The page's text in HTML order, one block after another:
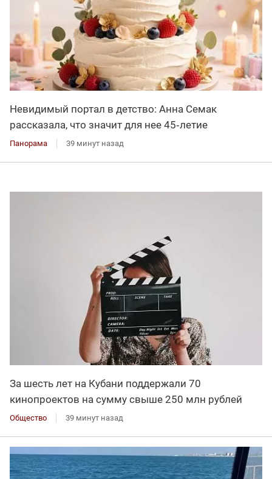
Невидимый портал в детство: Анна Семак
рассказала, что значит для нее 45‑летие
Панорама 39 минут назад
За шесть лет на Кубани поддержали 70
кинопроектов на сумму свыше 250 млн рублей
Общество 39 минут назад